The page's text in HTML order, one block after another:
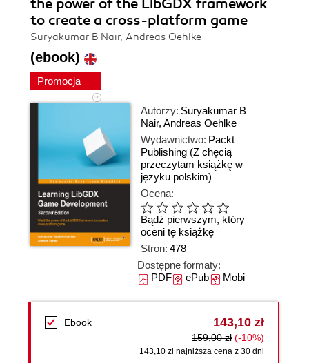
the power of the LibGDX framework
to create a cross-platform game
Suryakumar B Nair, Andreas Oehlke
(ebook)
Promocja
Autorzy: Suryakumar B
Nair, Andreas Oehlke
Wydawnictwo: Packt
Publishing (Z chęcią
przeczytam książkę w
języku polskim)
Ocena:
Bądź pierwszym, który
oceni tę książkę
Stron: 478
Dostępne formaty:
PDFePubMobi
Ebook 143,10 zł
159,00 zł (-10%)
143,10 zł najniższa cena z 30 dni